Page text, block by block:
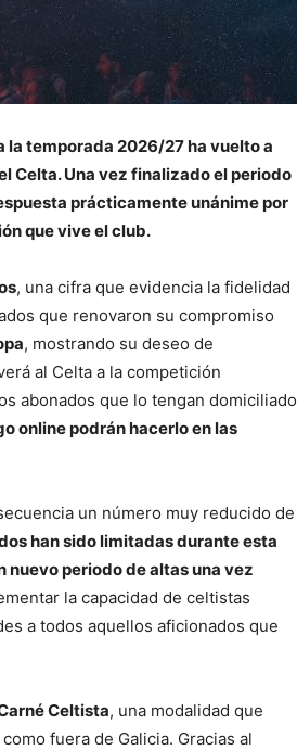
la temporada 2026/27 ha vuelto a
Celta. Una vez finalizado el periodo
prácticamente unánime por
que vive el club.
, una cifra que evidencia la fidelidad
que renovaron su compromiso
, mostrando su deseo de
al Celta a la competición
abonados que lo tengan domiciliado
online podrán hacerlo en las
un número muy reducido de
han sido limitadas durante esta
nuevo periodo de altas una vez
la capacidad de celtistas
a todos aquellos aficionados que
Celtista, una modalidad que
fuera de Galicia. Gracias al